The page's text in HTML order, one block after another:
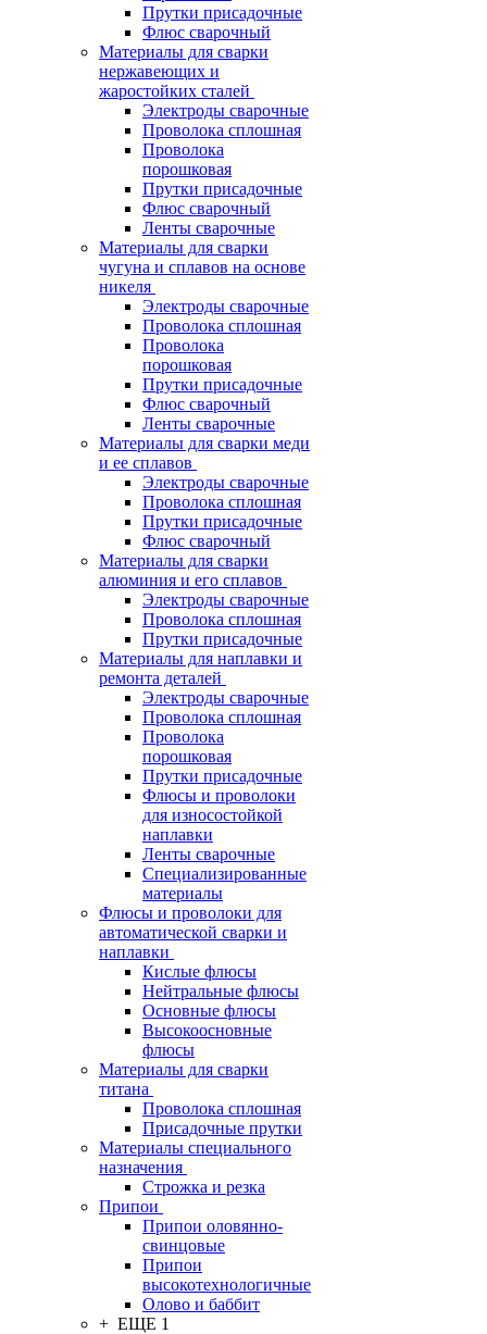
Прутки присадочные
Флюс сварочный
Материалы для сварки
нержавеющих и
жаростойких сталей
Электроды сварочные
Проволока сплошная
Проволока
порошковая
Прутки присадочные
Флюс сварочный
Ленты сварочные
Материалы для сварки
чугуна и сплавов на основе
никеля
Электроды сварочные
Проволока сплошная
Проволока
порошковая
Прутки присадочные
Флюс сварочный
Ленты сварочные
Материалы для сварки меди
и ее сплавов
Электроды сварочные
Проволока сплошная
Прутки присадочные
Флюс сварочный
Материалы для сварки
алюминия и его сплавов
Электроды сварочные
Проволока сплошная
Прутки присадочные
Материалы для наплавки и
ремонта деталей
Электроды сварочные
Проволока сплошная
Проволока
порошковая
Прутки присадочные
Флюсы и проволоки
для износостойкой
наплавки
Ленты сварочные
Специализированные
материалы
Флюсы и проволоки для
автоматической сварки и
наплавки
Кислые флюсы
Нейтральные флюсы
Основные флюсы
Высокоосновные
флюсы
Материалы для сварки
титана
Проволока сплошная
Присадочные прутки
Материалы специального
назначения
Строжка и резка
Припои
Припои оловянно-
свинцовые
Припои
высокотехнологичные
Олово и баббит
+ ЕЩЕ 1